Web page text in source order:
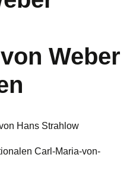
Weber
Hans Strahlow
Carl-Maria-von-